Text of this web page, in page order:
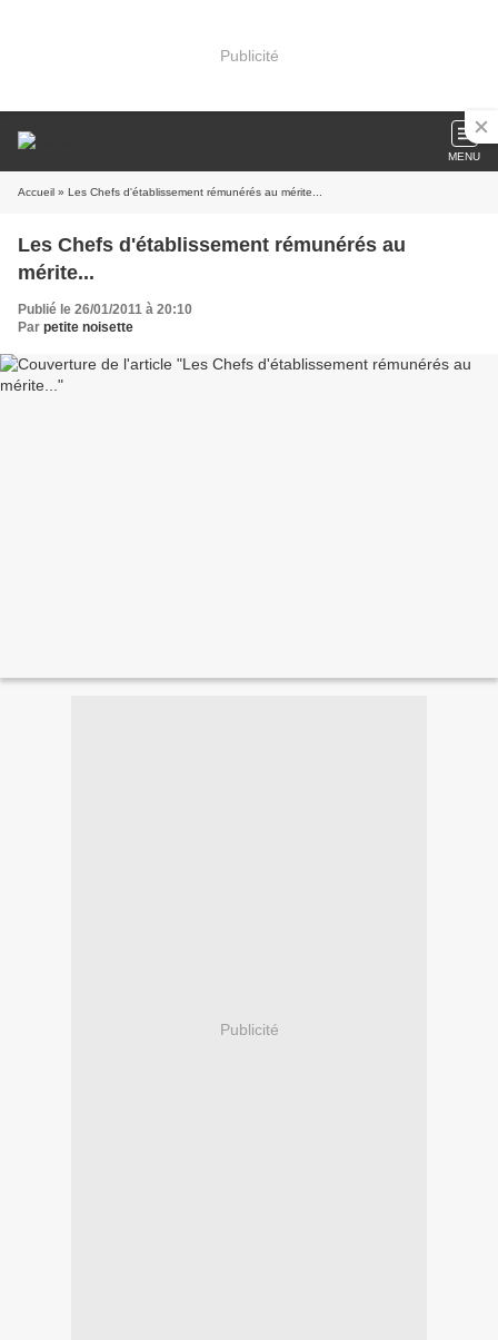
Publicité
MENU
Accueil » Les Chefs d'établissement rémunérés au mérite...
Les Chefs d'établissement rémunérés au
mérite...
Publié le 26/01/2011 à 20:10
Par petite noisette
Publicité